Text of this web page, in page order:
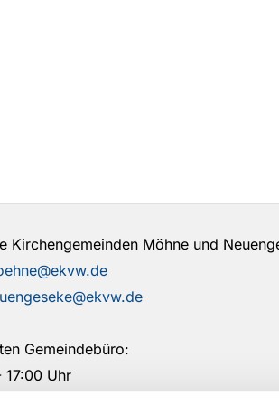
Kirchengemeinden Möhne und
Gemeindebüro:
Uhr